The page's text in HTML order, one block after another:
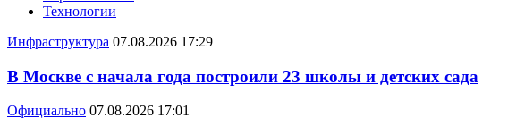
Технологии
Инфраструктура 07.08.2026 17:29
В Москве с начала года построили 23 школы и детских сада
Официально 07.08.2026 17:01